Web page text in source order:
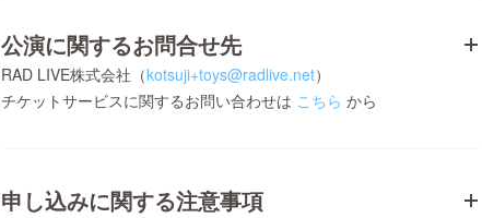
公演に関するお問合せ先
RAD LIVE株式会社（kotsuji+toys@radlive.net）
チケットサービスに関するお問い合わせは こちら から
申し込みに関する注意事項